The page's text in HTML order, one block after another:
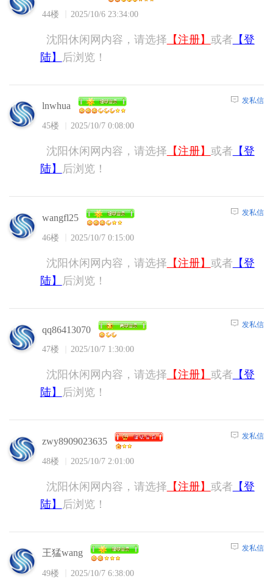
44楼 2025/10/6 23:34:00
沈阳休闲网内容，请选择 【注册】 或者 【登
陆】
后浏览！
lnwhua
45楼 2025/10/7 0:08:00
发私信
沈阳休闲网内容，请选择 【注册】 或者 【登
陆】
后浏览！
wangfl25
46楼 2025/10/7 0:15:00
发私信
沈阳休闲网内容，请选择 【注册】 或者 【登
陆】
后浏览！
qq86413070
47楼 2025/10/7 1:30:00
发私信
沈阳休闲网内容，请选择 【注册】 或者 【登
陆】
后浏览！
zwy8909023635
48楼 2025/10/7 2:01:00
发私信
沈阳休闲网内容，请选择 【注册】 或者 【登
陆】
后浏览！
王猛wang
49楼 2025/10/7 6:38:00
发私信